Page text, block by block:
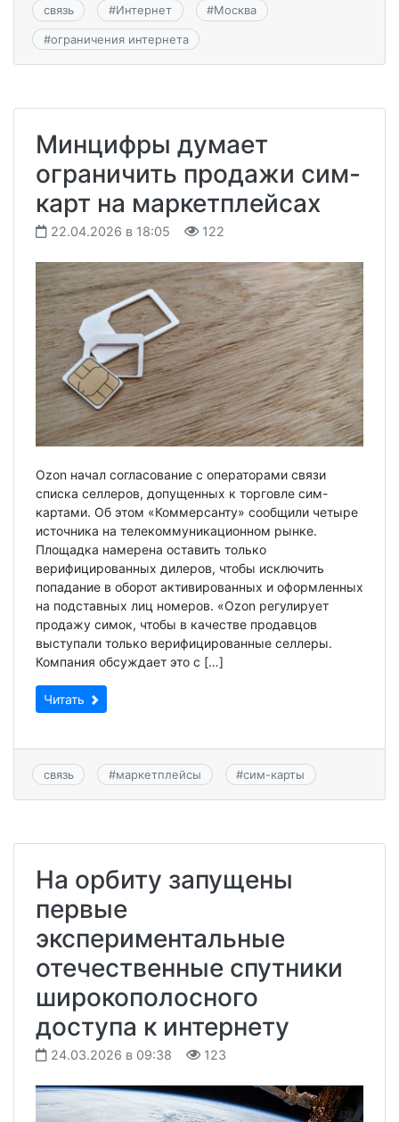
связь #Интернет #Москва
#ограничения интернета
Минцифры думает
ограничить продажи сим-
карт на маркетплейсах
22.04.2026 в 18:05 122
Ozon начал согласование с операторами связи
списка селлеров, допущенных к торговле сим-
картами. Об этом «Коммерсанту» сообщили четыре
источника на телекоммуникационном рынке.
Площадка намерена оставить только
верифицированных дилеров, чтобы исключить
попадание в оборот активированных и оформленных
на подставных лиц номеров. «Ozon регулирует
продажу симок, чтобы в качестве продавцов
выступали только верифицированные селлеры.
Компания обсуждает это с […]
Читать
связь #маркетплейсы #сим-карты
На орбиту запущены
первые
экспериментальные
отечественные спутники
широкополосного
доступа к интернету
24.03.2026 в 09:38 123